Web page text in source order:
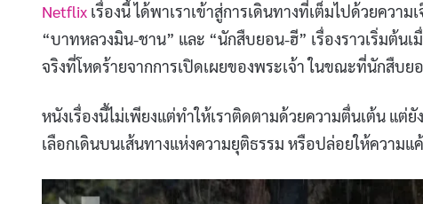
Netflix เรื่องนี้ ได้พาเราเข้าสู่การเดินทางที่เต็มไปด้วยคว
“บาทหลวงมิน-ชาน” และ “นักสืบยอน-ฮี” เรื่องราวเริ่มต้
จริงที่โหดร้ายจากการเปิดเผยของพระเจ้า ในขณะที่นักสื
หนังเรื่องนี้ไม่เพียงแต่ทำให้เราติดตามด้วยความตื่นเต้น แ
เลือกเดินบนเส้นทางแห่งความยุติธรรม หรือปล่อยให้ควา